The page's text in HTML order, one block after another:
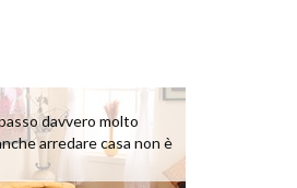
davvero molto
arredare casa non è